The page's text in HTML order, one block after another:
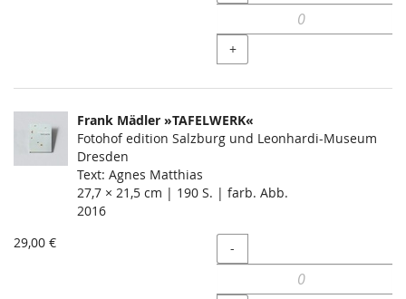
+
Frank Mädler »TAFELWERK«
Fotohof edition Salzburg und Leonhardi-Museum
Dresden
Text: Agnes Matthias
27,7 × 21,5 cm | 190 S. | farb. Abb.
2016
29,00 €
Menge
-